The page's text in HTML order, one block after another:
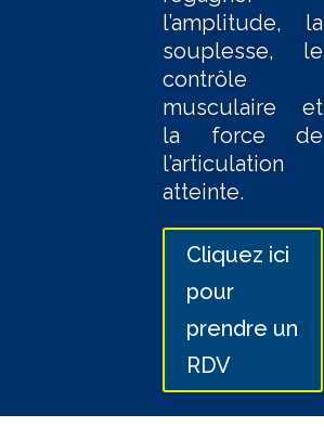
l’amplitude, la
souplesse, le
contrôle
musculaire et
la force de
l’articulation
atteinte.
Cliquez ici
pour
prendre un
RDV